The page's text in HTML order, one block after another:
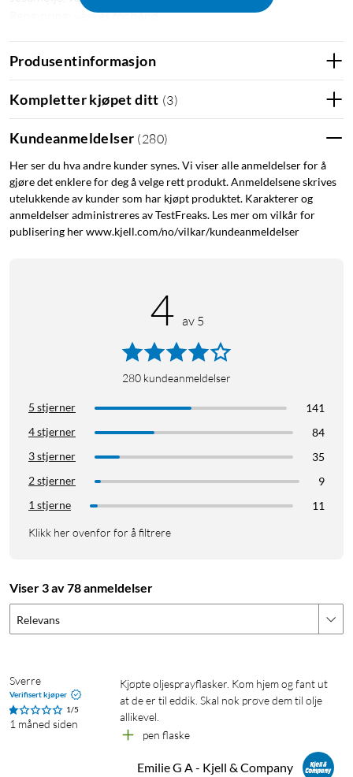
Rengjøring: vaskes for hånd
I pakken
Sprayflaske
Trakt
Produsentinformasjon
Kompletter kjøpet ditt (3)
Kundeanmeldelser (280)
Her ser du hva andre kunder synes. Vi viser alle anmeldelser for å
gjøre det enklere for deg å velge rett produkt. Anmeldelsene skrives
utelukkende av kunder som har kjøpt produktet. Karakterer og
anmeldelser administreres av TestFreaks. Les mer om vilkår for
publisering her www.kjell.com/no/vilkar/kundeanmeldelser
4 av 5
280 kundeanmeldelser
5 stjerner
141
4 stjerner
84
3 stjerner
35
2 stjerner
9
1 stjerne
11
Klikk her ovenfor for å filtrere
Viser 3 av 78 anmeldelser
Relevans
Sverre
Verifisert kjøper
1/5
1 måned siden
Kjøpte oljesprayflasker. Kom hjem og fant ut
at de er til eddik. Skal nok prøve dem til olje
allikevel.
pen flaske
Emilie G A - Kjell & Company